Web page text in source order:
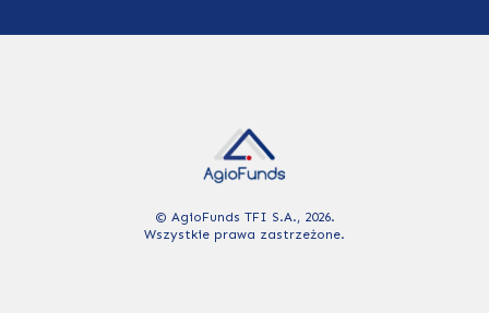
© AgioFunds TFI S.A., 2026.
Wszystkie prawa zastrzeżone.